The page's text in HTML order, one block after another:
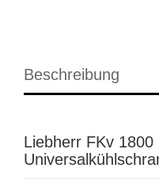
Beschreibung
Liebherr FKv 1800